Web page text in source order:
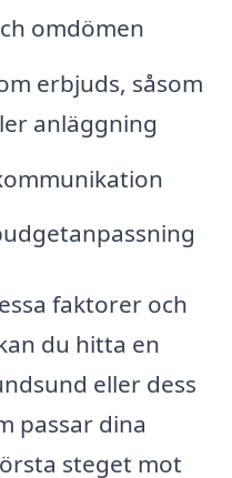
omdömen
erbjuds, såsom
anläggning
faktorer och
du hitta en
eller dess
passar dina
steget mot